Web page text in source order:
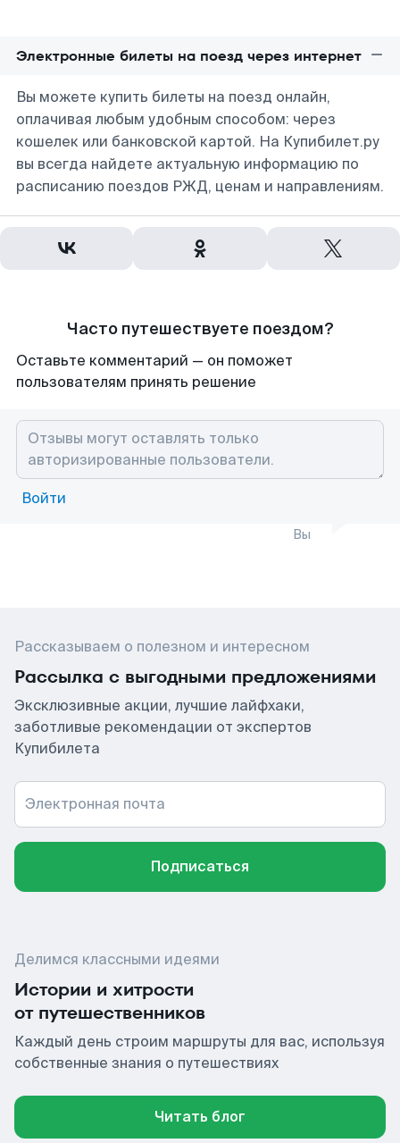
Электронные билеты на поезд через интернет
Вы можете купить билеты на поезд онлайн,
оплачивая любым удобным способом: через
кошелек или банковской картой. На Купибилет.ру
вы всегда найдете актуальную информацию по
расписанию поездов РЖД, ценам и направлениям.
Часто путешествуете поездом?
Оставьте комментарий — он поможет
пользователям принять решение
Войти
Вы
Рассказываем о полезном и интересном
Рассылка с выгодными предложениями
Эксклюзивные акции, лучшие лайфхаки,
заботливые рекомендации от экспертов
Купибилета
Электронная почта
Подписаться
Делимся классными идеями
Истории и хитрости
от путешественников
Каждый день строим маршруты для вас, используя
собственные знания о путешествиях
Читать блог